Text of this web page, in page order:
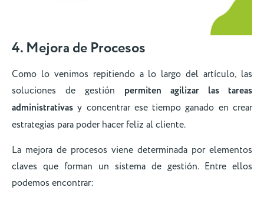
4. Mejora de Procesos
Como lo venimos repitiendo a lo largo del artículo, las
soluciones de gestión permiten agilizar las tareas
administrativas y concentrar ese tiempo ganado en crear
estrategias para poder hacer feliz al cliente.
La mejora de procesos viene determinada por elementos
claves que forman un sistema de gestión. Entre ellos
podemos encontrar: